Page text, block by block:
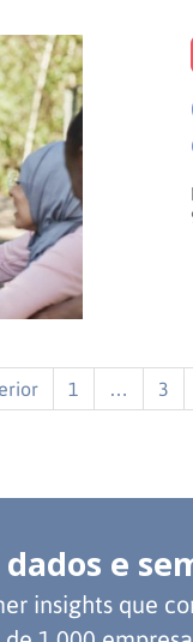
1 … 3
e
insights que